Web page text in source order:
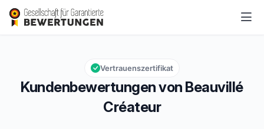
Beauvillé Créateur
Gesamtbewertung: 9,8 von 10
9,8/10
Kundenbewertungen von Beauvillé
Créateur
Vertrauenszertifikat